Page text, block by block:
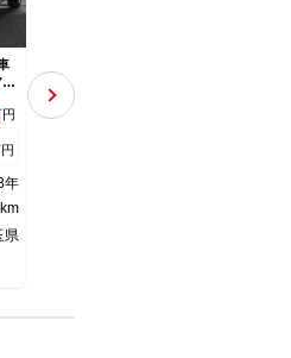
年
県
－ｔタイプＰ 中期型 ター
ボ ブラック革シート アルミ
インパネ加飾 インテリジェン
支払総額